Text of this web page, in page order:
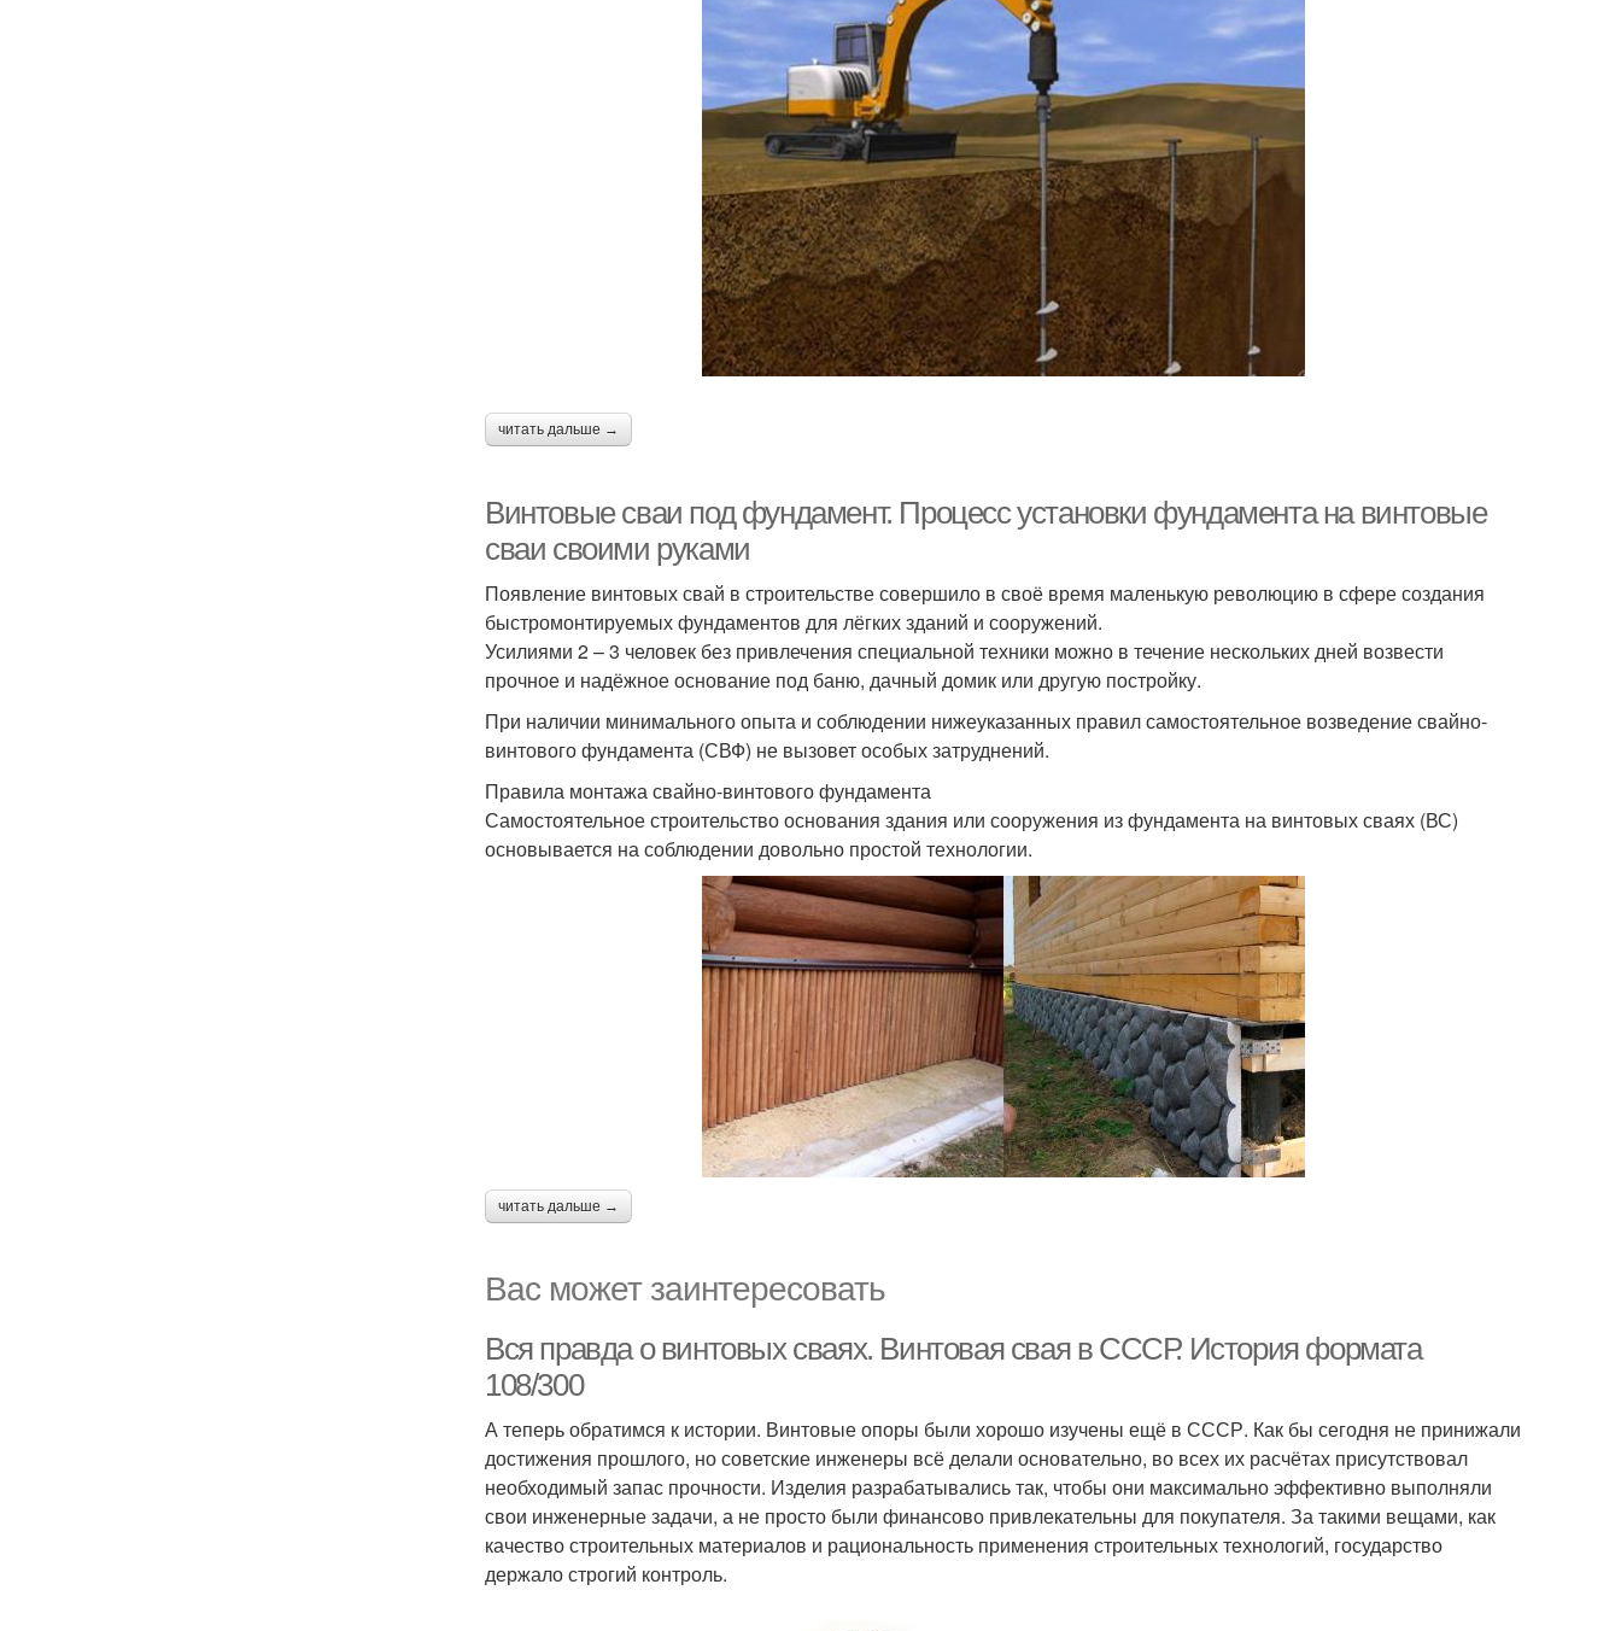
читать дальше →
Винтовые сваи под фундамент. Процесс установки фундамента на винтовые
сваи своими руками
Появление винтовых свай в строительстве совершило в своё время маленькую революцию в сфере создания
быстромонтируемых фундаментов для лёгких зданий и сооружений.
Усилиями 2 – 3 человек без привлечения специальной техники можно в течение нескольких дней возвести
прочное и надёжное основание под баню, дачный домик или другую постройку.
При наличии минимального опыта и соблюдении нижеуказанных правил самостоятельное возведение свайно-
винтового фундамента (СВФ) не вызовет особых затруднений.
Правила монтажа свайно-винтового фундамента
Самостоятельное строительство основания здания или сооружения из фундамента на винтовых сваях (ВС)
основывается на соблюдении довольно простой технологии.
читать дальше →
Вас может заинтересовать
Вся правда о винтовых сваях. Винтовая свая в СССР. История формата
108/300
А теперь обратимся к истории. Винтовые опоры были хорошо изучены ещё в СССР. Как бы сегодня не принижали
достижения прошлого, но советские инженеры всё делали основательно, во всех их расчётах присутствовал
необходимый запас прочности. Изделия разрабатывались так, чтобы они максимально эффективно выполняли
свои инженерные задачи, а не просто были финансово привлекательны для покупателя. За такими вещами, как
качество строительных материалов и рациональность применения строительных технологий, государство
держало строгий контроль.